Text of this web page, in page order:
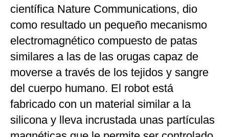
científica Nature Communications, dio
como resultado un pequeño mecanismo
electromagnético compuesto de patas
similares a las de las orugas capaz de
moverse a través de los tejidos y sangre
del cuerpo humano. El robot está
fabricado con un material similar a la
silicona y lleva incrustada unas partículas